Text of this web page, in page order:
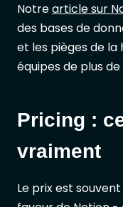
Notrearticle sur
des bases de
et les pièges de la
équipes de plus
Pricing :
vraiment
Le prix est